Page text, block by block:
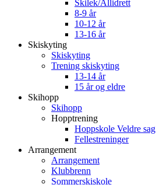
Skilek/Allidrett
8-9 år
10-12 år
13-16 år
Skiskyting
Skiskyting
Trening skiskyting
13-14 år
15 år og eldre
Skihopp
Skihopp
Hopptrening
Hoppskole Veldre sag
Fellestreninger
Arrangement
Arrangement
Klubbrenn
Sommerskiskole